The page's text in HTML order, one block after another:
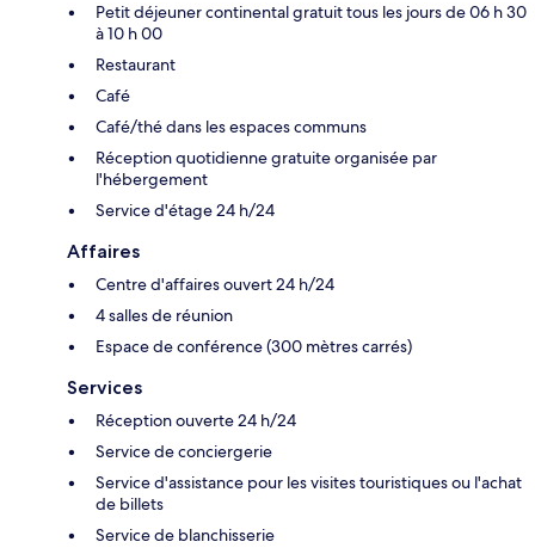
Petit déjeuner continental gratuit tous les jours de 06 h 30
à 10 h 00
Restaurant
Café
Café/thé dans les espaces communs
Réception quotidienne gratuite organisée par
l'hébergement
Service d'étage 24 h/24
Affaires
Centre d'affaires ouvert 24 h/24
4 salles de réunion
Espace de conférence (300 mètres carrés)
Services
Réception ouverte 24 h/24
Service de conciergerie
Service d'assistance pour les visites touristiques ou l'achat
de billets
Service de blanchisserie